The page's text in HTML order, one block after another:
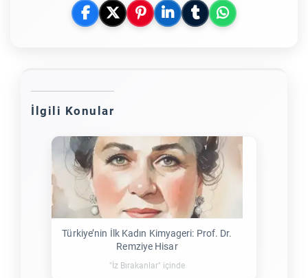
İlgili Konular
Türkiye’nin İlk Kadın Kimyageri: Prof. Dr.
Remziye Hisar
"İz Bırakanlar" içinde